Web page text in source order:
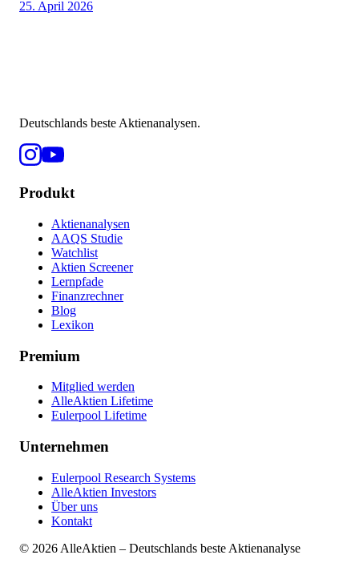
25. April 2026
Deutschlands beste Aktienanalysen.
Produkt
Aktienanalysen
AAQS Studie
Watchlist
Aktien Screener
Lernpfade
Finanzrechner
Blog
Lexikon
Premium
Mitglied werden
AlleAktien Lifetime
Eulerpool Lifetime
Unternehmen
Eulerpool Research Systems
AlleAktien Investors
Über uns
Kontakt
© 2026 AlleAktien – Deutschlands beste Aktienanalyse